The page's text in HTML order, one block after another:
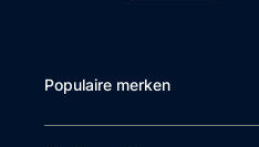
Populaire merken